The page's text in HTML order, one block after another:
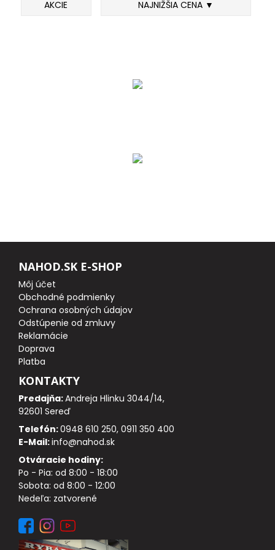
AKCIE NAJNIŽŠIA CENA ▼
NAHOD.SK E-SHOP
Môj účet
Obchodné podmienky
Ochrana osobných údajov
Odstúpenie od zmluvy
Reklamácie
Doprava
Platba
KONTAKTY
Predajňa:Andreja Hlinku 3044/14,
92601 Sereď
Telefón:0948 610 250, 0911 350 400
E-Mail:info@nahod.sk
Otváracie hodiny:
Po - Pia: od 8:00 - 18:00
Sobota: od 8:00 - 12:00
Nedeľa: zatvorené
SUMCOVÉ A MORSKÉ PRÚTY
MATCHOVÉ A BOLOGNESOVÉ PRÚTY
CESTOVNÉ PRÚTY
DOPLNKY K PRÚTOM
Udice na dierky
NAVIJAKY
PREDNÁ BRZDA
BAITRUNNER
MULTIPLIKÁTORY
NÁHRADNÉ CIEVKY